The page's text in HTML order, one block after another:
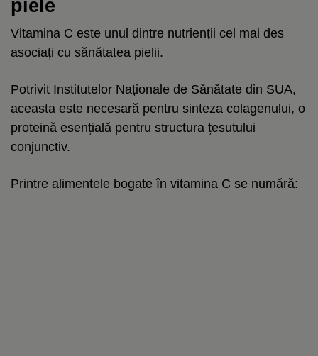
piele
Vitamina C este unul dintre nutrienții cel mai des
asociați cu sănătatea pielii.
Potrivit Institutelor Naționale de Sănătate din SUA,
aceasta este necesară pentru sinteza colagenului, o
proteină esențială pentru structura țesutului
conjunctiv.
Printre alimentele bogate în vitamina C se numără: